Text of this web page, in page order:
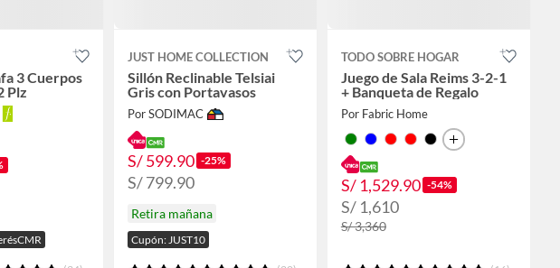
3 Cuerpos
Plz
JUST HOME COLLECTION
Sillón Reclinable Telsiai
Gris con Portavasos
Por SODIMAC
S/ 599.90 -25%
S/ 799.90
Retira mañana
Cupón: JUST10
TODO SOBRE HOGAR
Juego de Sala Reims 3-2-1
+ Banqueta de Regalo
Por Fabric Home
S/ 1,529.90 -54%
S/ 1,610
S/ 3,360